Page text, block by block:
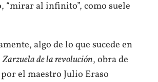
“mirar al infinito”, como suele
algo de lo que sucede en
Zarzuela de la revolución, obra de
el maestro Julio Eraso